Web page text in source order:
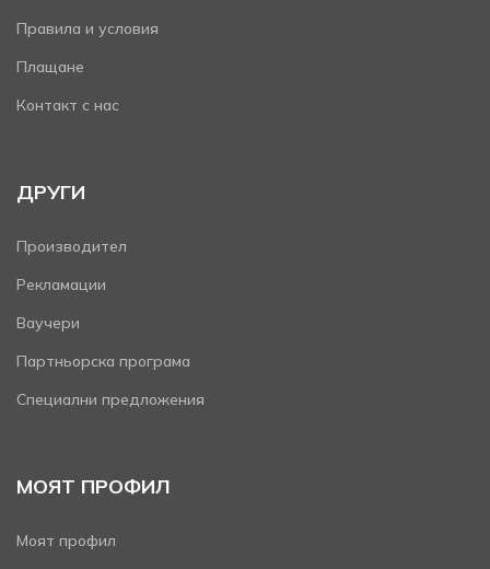
Правила и условия
Плащане
Контакт с нас
ДРУГИ
Производител
Рекламации
Ваучери
Партньорска програма
Специални предложения
МОЯТ ПРОФИЛ
Моят профил